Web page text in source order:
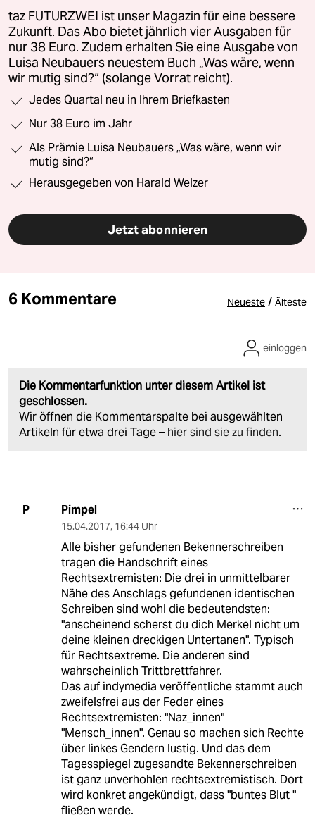
taz FUTURZWEI ist unser Magazin für eine bessere
Zukunft. Das Abo bietet jährlich vier Ausgaben für
nur 38 Euro. Zudem erhalten Sie eine Ausgabe von
Luisa Neubauers neuestem Buch „Was wäre, wenn
wir mutig sind?“ (solange Vorrat reicht).
Jedes Quartal neu in Ihrem Briefkasten
Nur 38 Euro im Jahr
Als Prämie Luisa Neubauers „Was wäre, wenn wir
mutig sind?“
Herausgegeben von Harald Welzer
Jetzt abonnieren
6 Kommentare Neueste / Älteste
Die Kommentarfunktion unter diesem Artikel ist
geschlossen.
Wir öffnen die Kommentarspalte bei ausgewählten
Artikeln für etwa drei Tage – hier sind sie zu finden.
einloggen
P Pimpel
15.04.2017, 16:44 Uhr
Alle bisher gefundenen Bekennerschreiben
tragen die Handschrift eines
Rechtsextremisten: Die drei in unmittelbarer
Nähe des Anschlags gefundenen identischen
Schreiben sind wohl die bedeutendsten:
"anscheinend scherst du dich Merkel nicht um
deine kleinen dreckigen Untertanen". Typisch
für Rechtsextreme. Die anderen sind
wahrscheinlich Trittbrettfahrer.
Das auf indymedia veröffentliche stammt auch
zweifelsfrei aus der Feder eines
Rechtsextremisten: "Naz_innen"
"Mensch_innen". Genau so machen sich Rechte
über linkes Gendern lustig. Und das dem
Tagesspiegel zugesandte Bekennerschreiben
ist ganz unverhohlen rechtsextremistisch. Dort
wird konkret angekündigt, dass "buntes Blut "
fließen werde.